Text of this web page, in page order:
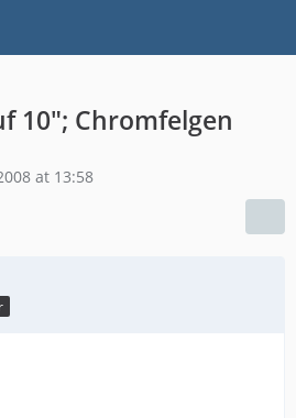
10"; Chromfelgen
at 13:58